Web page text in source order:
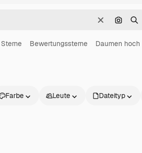
LöschenNach
Sterne Bewertungssterne Daumen hoch
Farbe Leute Dateityp